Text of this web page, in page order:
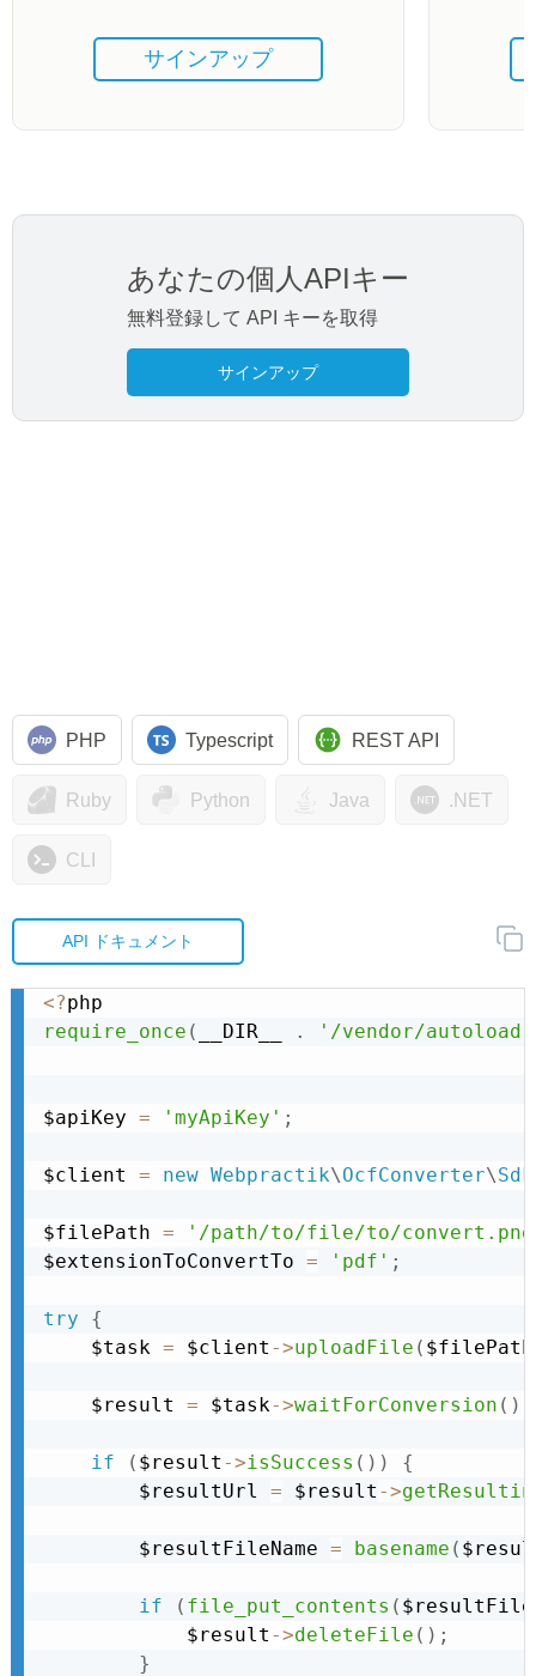
サインアップ
あなたの個人APIキー
無料登録して API キーを取得
サインアップ
PHP Typescript REST API
Ruby Python Java .NET
CLI
API ドキュメント
<?
require_once ( __DIR__ . '/vendor/
$apiKey = 'myApiKey' ;
$client = new Webpractik\OcfConverter\Sdk
$filePath =
'/path/to/file/to/
$extensionToConvertTo = 'pdf' ;
try
{
    $task
= $client ->uploadFile ( $filePath
    $result
= $task->waitForConversion ( )
if ( $result ->isSuccess ( ) )
{
        $resultUrl
= $result ->
        $resultFileName
= basename (
if ( file_put_contents (
            $result
->deleteFile ( ) ;
}